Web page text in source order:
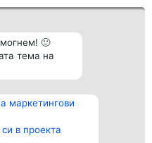
🙂
тема на
маркетингови
в проекта
Контакти